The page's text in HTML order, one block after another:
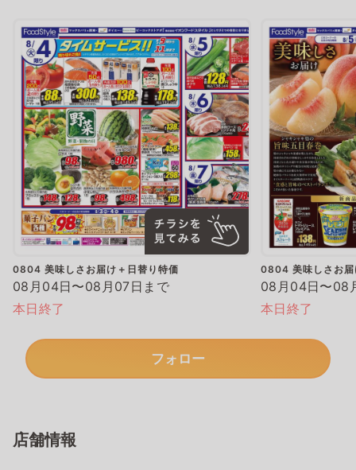
0804 美味しさお届け＋日替り特価
08月04日〜08月07日まで
本日終了
0804 美味しさお届
08月04日〜08
本日終了
フォロー
店舗情報